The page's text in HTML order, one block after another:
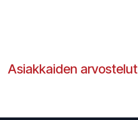
Asiakkaiden arvostelut